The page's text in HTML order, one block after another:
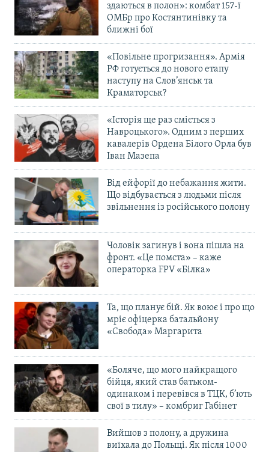
здаються в полон»: комбат 157-ї
ОМБр про Костянтинівку та
ближні бої
«Повільне прогризання». Армія
РФ готується до нового етапу
наступу на Слов’янськ та
Краматорськ?
«Історія ще раз сміється з
Навроцького». Одним з перших
кавалерів Ордена Білого Орла був
Іван Мазепа
Від ейфорії до небажання жити.
Що відбувається з людьми після
звільнення із російського полону
Чоловік загинув і вона пішла на
фронт. «Це помста» – каже
операторка FPV «Білка»
Та, що планує бій. Як воює і про що
мріє офіцерка батальйону
«Свобода» Маргарита
«Боляче, що мого найкращого
бійця, який став батьком-
одинаком і перевівся в ТЦК, б’ють
свої в тилу» – комбриг Габінет
Вийшов з полону, а дружина
виїхала до Польщі. Як після 1000